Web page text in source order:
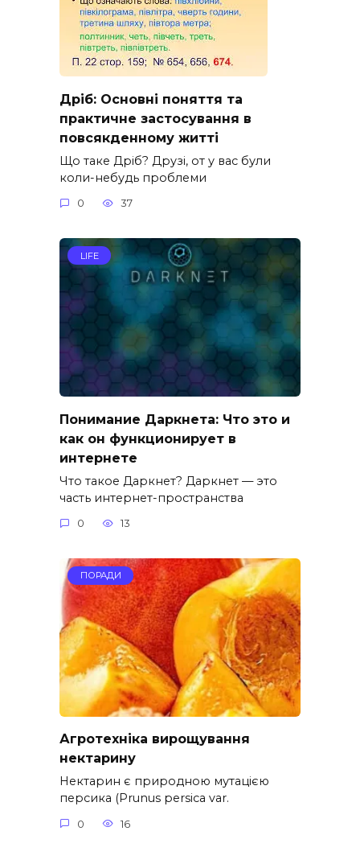
Дріб: Основні поняття та
практичне застосування в
повсякденному житті
Що таке Дріб? Друзі, от у вас були
коли-небудь проблеми
0 37
LIFE
Понимание Даркнета: Что это и
как он функционирует в
интернете
Что такое Даркнет? Даркнет — это
часть интернет-пространства
0 13
ПОРАДИ
Агротехніка вирощування
нектарину
Нектарин є природною мутацією
персика (Prunus persica var.
0 16